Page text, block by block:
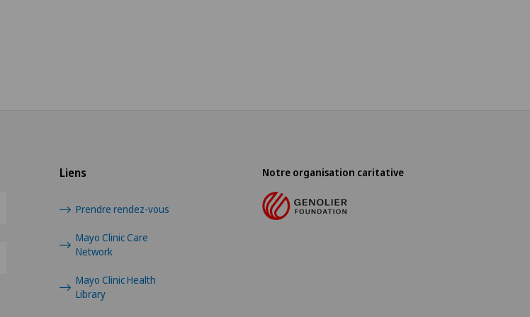
Liens
Prendre rendez-vous
Mayo Clinic Care
Network
Mayo Clinic Health
Library
Notre organisation caritative